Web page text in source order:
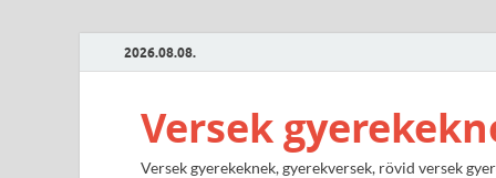
2026.08.08.
Versek
Versek gyerekeknek, gyerekversek, rövid versek